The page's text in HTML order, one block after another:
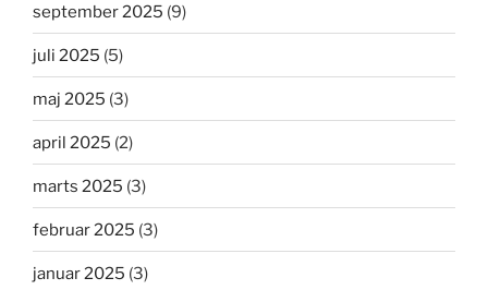
september 2025 (9)
juli 2025 (5)
maj 2025 (3)
april 2025 (2)
marts 2025 (3)
februar 2025 (3)
januar 2025 (3)